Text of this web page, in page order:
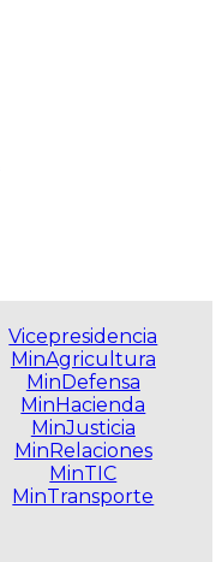
Vicepresidencia
MinAgricultura
MinDefensa
MinHacienda
MinJusticia
MinRelaciones
MinTIC
MinTransporte